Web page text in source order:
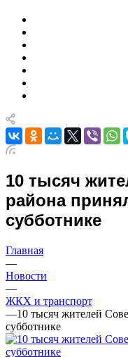
10 тысяч
района
субботнике
Главная
—
Новости
—
ЖКХ и транспорт
—10 тысяч жителей
субботнике